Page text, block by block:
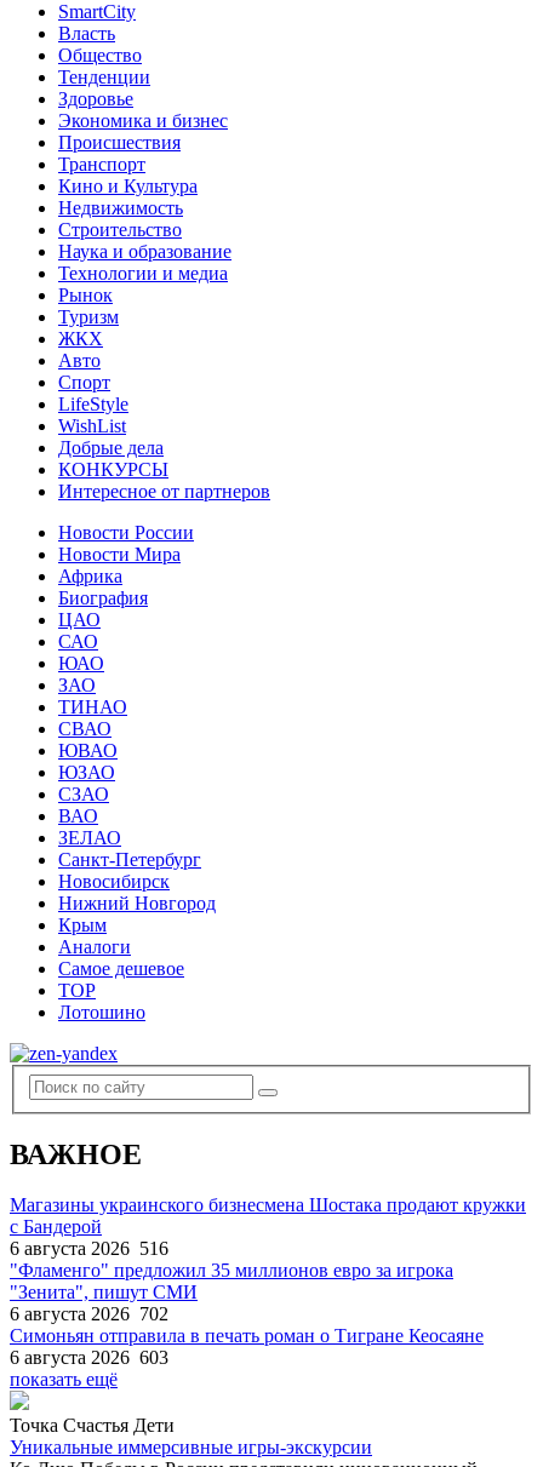
SmartCity
Власть
Общество
Тенденции
Здоровье
Экономика и бизнес
Происшествия
Транспорт
Кино и Культура
Недвижимость
Строительство
Наука и образование
Технологии и медиа
Рынок
Туризм
ЖКХ
Авто
Спорт
LifeStyle
WishList
Добрые дела
КОНКУРСЫ
Интересное от партнеров
Новости России
Новости Мира
Африка
Биография
ЦАО
САО
ЮАО
ЗАО
ТИНАО
СВАО
ЮВАО
ЮЗАО
СЗАО
ВАО
ЗЕЛАО
Санкт-Петербург
Новосибирск
Нижний Новгород
Крым
Аналоги
Самое дешевое
TOP
Лотошино
ВАЖНОЕ
Магазины украинского бизнесмена Шостака продают кружки
с Бандерой
6 августа 2026 516
"Фламенго" предложил 35 миллионов евро за игрока
"Зенита", пишут СМИ
6 августа 2026 702
Симоньян отправила в печать роман о Тигране Кеосаяне
6 августа 2026 603
показать ещё
Точка Счастья Дети
Уникальные иммерсивные игры-экскурсии